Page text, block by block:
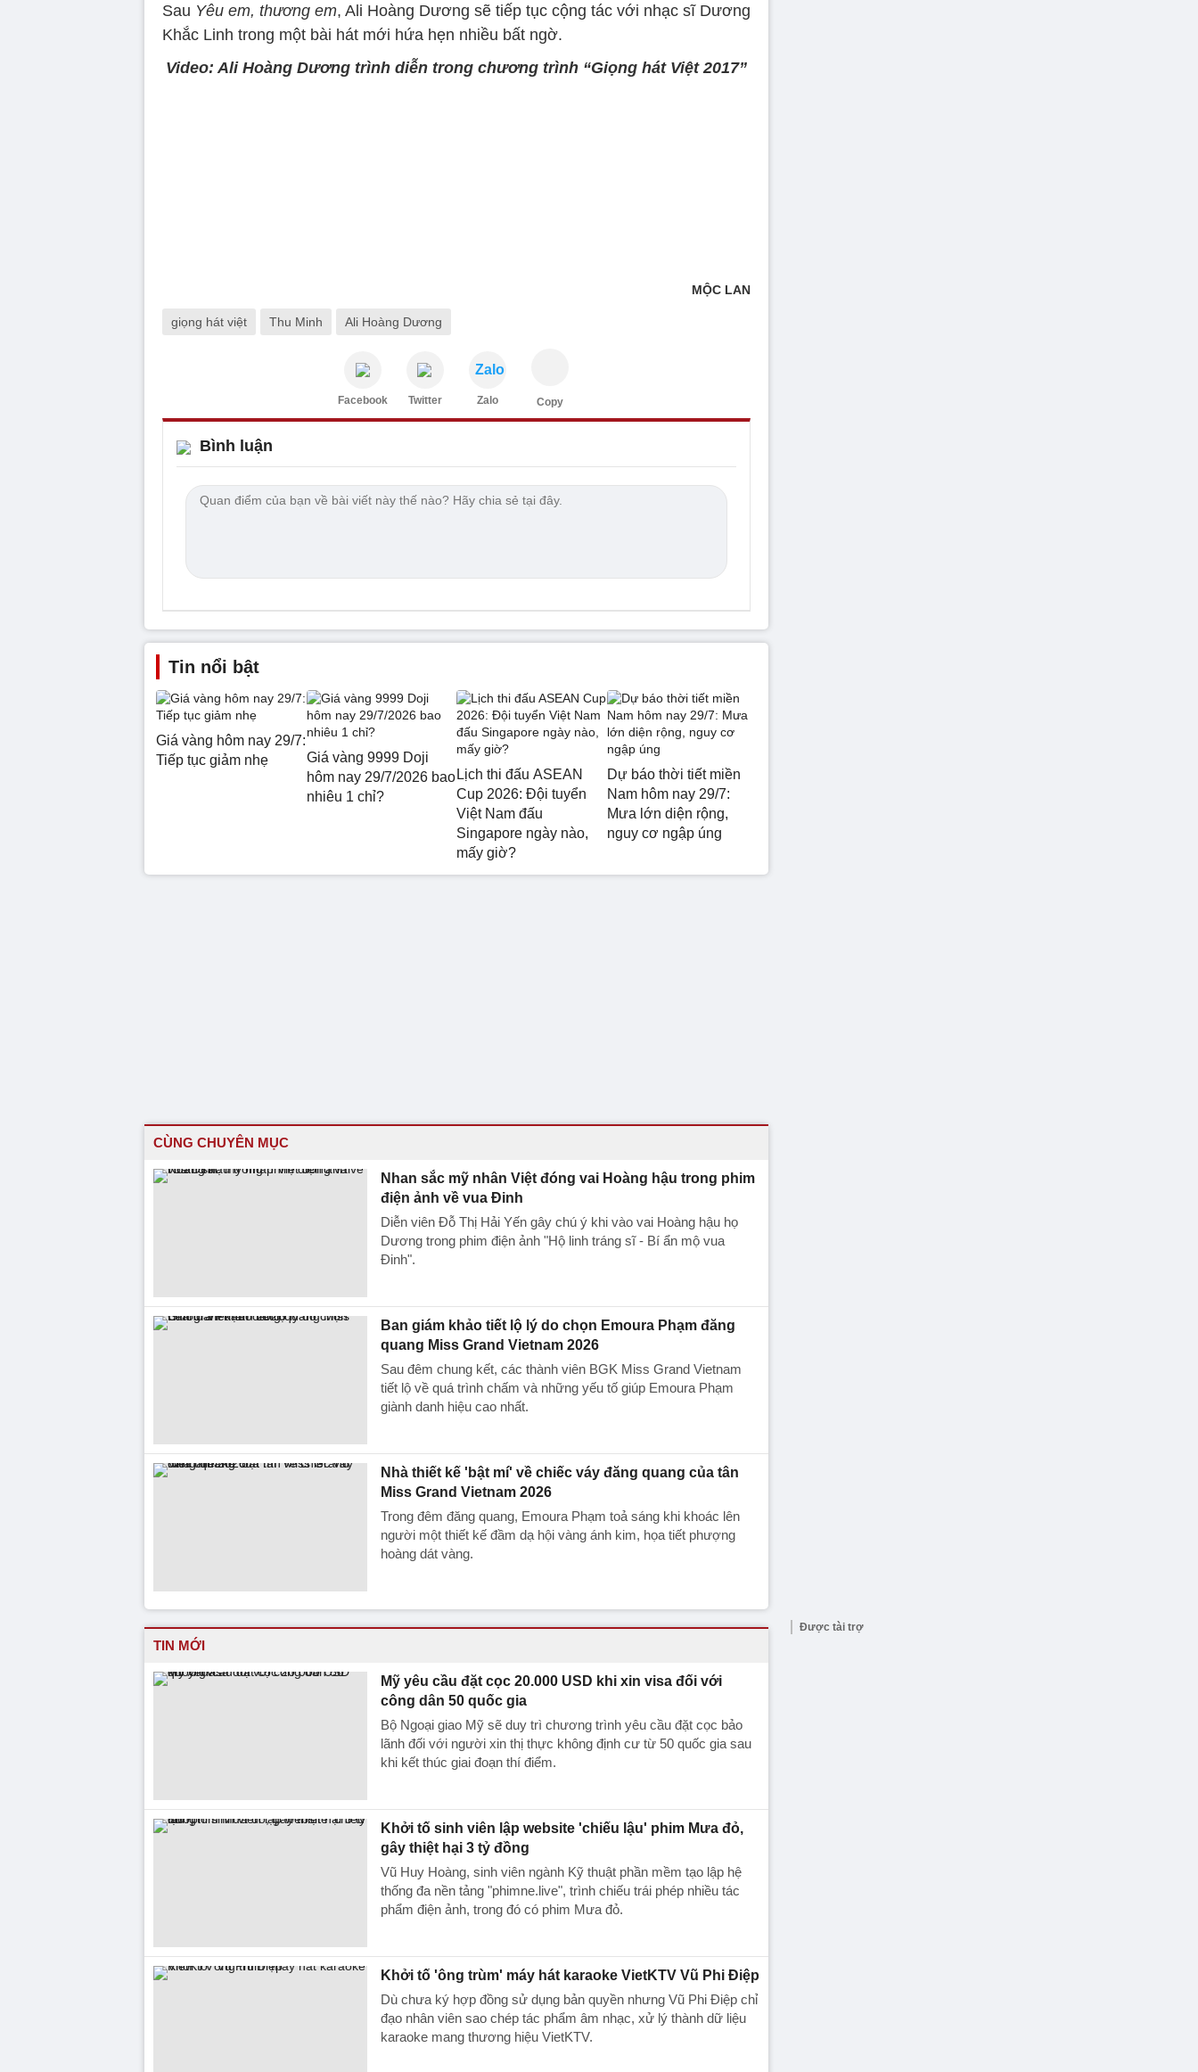
Sau Yêu em, thương em, Ali Hoàng Dương sẽ tiếp tục cộng tác với nhạc sĩ Dương
Khắc Linh trong một bài hát mới hứa hẹn nhiều bất ngờ.
Video: Ali Hoàng Dương trình diễn trong chương trình “Giọng hát Việt 2017”
MỘC LAN
giọng hát việt Thu Minh Ali Hoàng Dương
Facebook Twitter
Zalo
Zalo Copy
Bình luận
Tin nổi bật
Giá vàng hôm nay 29/7:
Tiếp tục giảm nhẹ
Giá vàng 9999 Doji
hôm nay 29/7/2026 bao
nhiêu 1 chỉ?
Lịch thi đấu ASEAN
Cup 2026: Đội tuyển
Việt Nam đấu
Singapore ngày nào,
mấy giờ?
Dự báo thời tiết miền
Nam hôm nay 29/7:
Mưa lớn diện rộng,
nguy cơ ngập úng
CÙNG CHUYÊN MỤC
Nhan sắc mỹ nhân Việt đóng vai Hoàng hậu trong phim
điện ảnh về vua Đinh
Diễn viên Đỗ Thị Hải Yến gây chú ý khi vào vai Hoàng hậu họ
Dương trong phim điện ảnh "Hộ linh tráng sĩ - Bí ẩn mộ vua
Đinh".
Ban giám khảo tiết lộ lý do chọn Emoura Phạm đăng
quang Miss Grand Vietnam 2026
Sau đêm chung kết, các thành viên BGK Miss Grand Vietnam
tiết lộ về quá trình chấm và những yếu tố giúp Emoura Phạm
giành danh hiệu cao nhất.
Nhà thiết kế 'bật mí' về chiếc váy đăng quang của tân
Miss Grand Vietnam 2026
Trong đêm đăng quang, Emoura Phạm toả sáng khi khoác lên
người một thiết kế đầm dạ hội vàng ánh kim, họa tiết phượng
hoàng dát vàng.
TIN MỚI
Mỹ yêu cầu đặt cọc 20.000 USD khi xin visa đối với
công dân 50 quốc gia
Bộ Ngoại giao Mỹ sẽ duy trì chương trình yêu cầu đặt cọc bảo
lãnh đối với người xin thị thực không định cư từ 50 quốc gia sau
khi kết thúc giai đoạn thí điểm.
Khởi tố sinh viên lập website 'chiếu lậu' phim Mưa đỏ,
gây thiệt hại 3 tỷ đồng
Vũ Huy Hoàng, sinh viên ngành Kỹ thuật phần mềm tạo lập hệ
thống đa nền tảng "phimne.live", trình chiếu trái phép nhiều tác
phẩm điện ảnh, trong đó có phim Mưa đỏ.
Khởi tố 'ông trùm' máy hát karaoke VietKTV Vũ Phi Điệp
Dù chưa ký hợp đồng sử dụng bản quyền nhưng Vũ Phi Điệp chỉ
đạo nhân viên sao chép tác phẩm âm nhạc, xử lý thành dữ liệu
karaoke mang thương hiệu VietKTV.
Được tài trợ